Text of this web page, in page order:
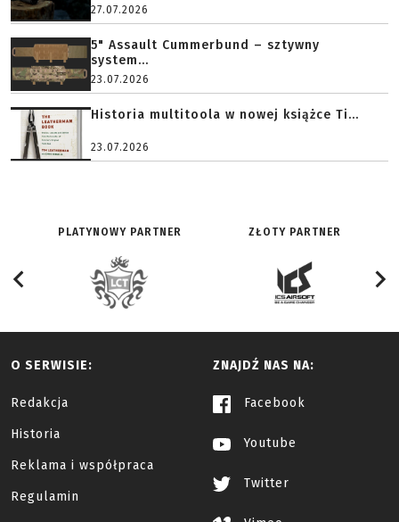
27.07.2026
5" Assault Cummerbund – sztywny
system...
23.07.2026
Historia multitoola w nowej książce Ti...
23.07.2026
PLATYNOWY PARTNER ZŁOTY PARTNER
O SERWISIE:
Redakcja
Historia
Reklama i współpraca
Regulamin
ZNAJDŹ NAS NA:
Facebook
Youtube
Twitter